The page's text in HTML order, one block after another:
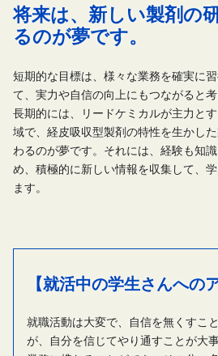
将来は、新しい製剤の
るのが夢です。
短期的な目標は、様々な業務を確実に
て、実力や自信の向上にもつながると考
長期的には、リードケミカルが主力と
域で、経皮吸収型製剤の特性を生かし
わるのが夢です。それには、経験も知
め、積極的に新しい情報を収集して、
ます。
【就活中の学生さんへの
就職活動は大変で、自信を無くすこ
が、自分を信じてやり通すことが大